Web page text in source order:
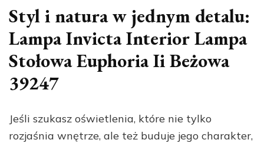
Styl i natura w jednym detalu:
Lampa Invicta Interior Lampa
Stołowa Euphoria Ii Beżowa
39247
Jeśli szukasz oświetlenia, które nie tylko
rozjaśnia wnętrze, ale też buduje jego charakter,